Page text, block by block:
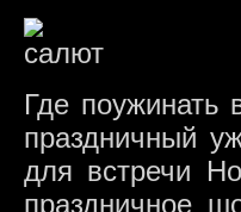
Где поужинать
праздничный
для встречи
праздничное